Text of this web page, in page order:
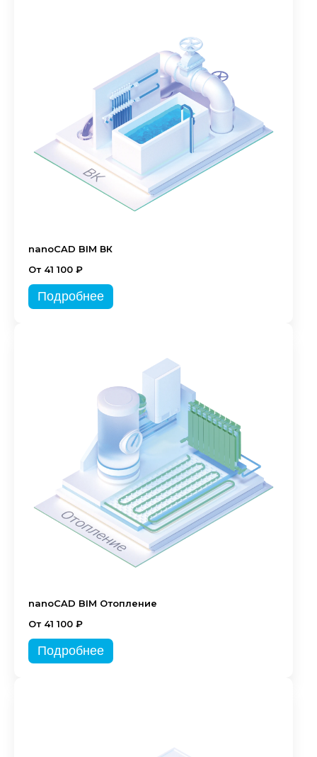
nanoCAD BIM ВК
От 41 100 ₽
Подробнее
nanoCAD BIM Отопление
От 41 100 ₽
Подробнее